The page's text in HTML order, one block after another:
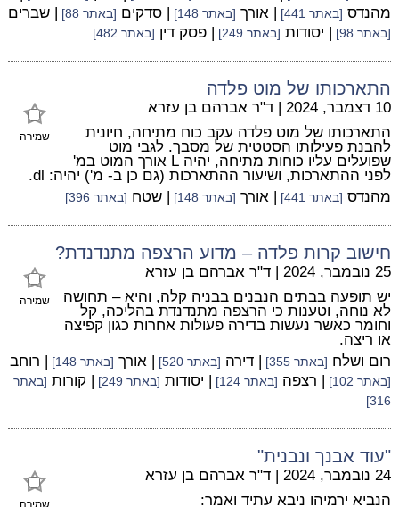
מהנדס [באתר 441] | אורך [באתר 148] | סדקים [באתר 88] | שברים
[באתר 98] | יסודות [באתר 249] | פסק דין [באתר 482]
התארכותו של מוט פלדה
שמירה
10 דצמבר, 2024 | ד"ר אברהם בן עזרא
התארכותו של מוט פלדה עקב כוח מתיחה, חיונית
להבנת פעילותו הסטטית של מסבך. לגבי מוט
שפועלים עליו כוחות מתיחה, יהיה L אורך המוט במ'
לפני ההתארכות, ושיעור ההתארכות (גם כן ב- מ') יהיה: dl.
מהנדס [באתר 441] | אורך [באתר 148] | שטח [באתר 396]
חישוב קרות פלדה – מדוע הרצפה מתנדנדת?
שמירה
25 נובמבר, 2024 | ד"ר אברהם בן עזרא
יש תופעה בבתים הנבנים בבניה קלה, והיא – תחושה
לא נוחה, וטענות כי הרצפה מתנדנדת בהליכה, קל
וחומר כאשר נעשות בדירה פעולות אחרות כגון קפיצה
או ריצה.
רום ושלח [באתר 355] | דירה [באתר 520] | אורך [באתר 148] | רוחב
[באתר 102] | רצפה [באתר 124] | יסודות [באתר 249] | קורות [באתר
316]
"עוד אבנך ונבנית"
שמירה
24 נובמבר, 2024 | ד"ר אברהם בן עזרא
הנביא ירמיהו ניבא עתיד ואמר: